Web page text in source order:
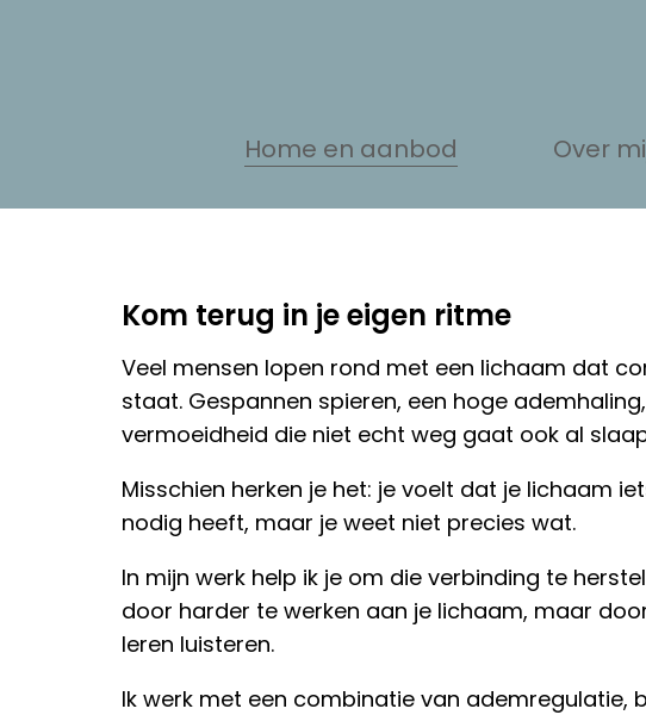
Home en aanbod Over
Kom terug in je eigen ritme
Veel mensen lopen rond met een lichaam dat
staat. Gespannen spieren, een hoge ademhaling,
vermoeidheid die niet echt weg gaat ook al
Misschien herken je het: je voelt dat je lichaam
nodig heeft, maar je weet niet precies wat.
In mijn werk help ik je om die verbinding te
door harder te werken aan je lichaam, maar
leren luisteren.
Ik werk met een combinatie van ademregulatie,